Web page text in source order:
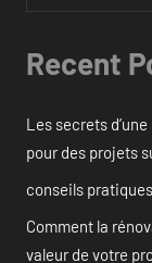
Recent
Les secrets
pour des projets
conseils
Comment la
valeur de votre